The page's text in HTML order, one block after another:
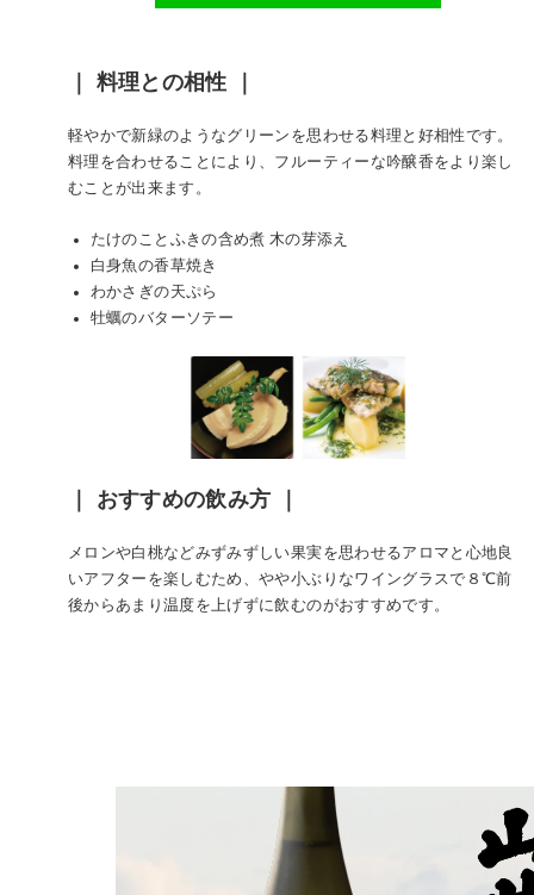
｜ 料理との相性 ｜
軽やかで新緑のようなグリーンを思わせる料理と好相性です。
料理を合わせることにより、フルーティーな吟醸香をより楽し
むことが出来ます。
たけのことふきの含め煮 木の芽添え
白身魚の香草焼き
わかさぎの天ぷら
牡蠣のバターソテー
｜ おすすめの飲み方 ｜
メロンや白桃などみずみずしい果実を思わせるアロマと心地良
いアフターを楽しむため、やや小ぶりなワイングラスで８℃前
後からあまり温度を上げずに飲むのがおすすめです。